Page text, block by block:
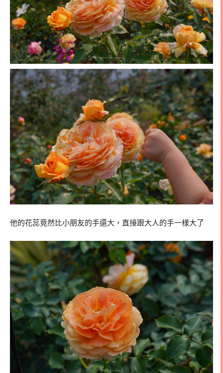
他的花蕊竟然比小朋友的手還大，直接跟大人的手一樣大了